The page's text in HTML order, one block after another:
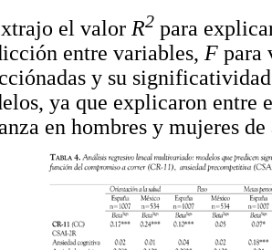
el valor R2 para
entre variables, F para
y su
ya que explicaron entre
en hombres y mujeres de